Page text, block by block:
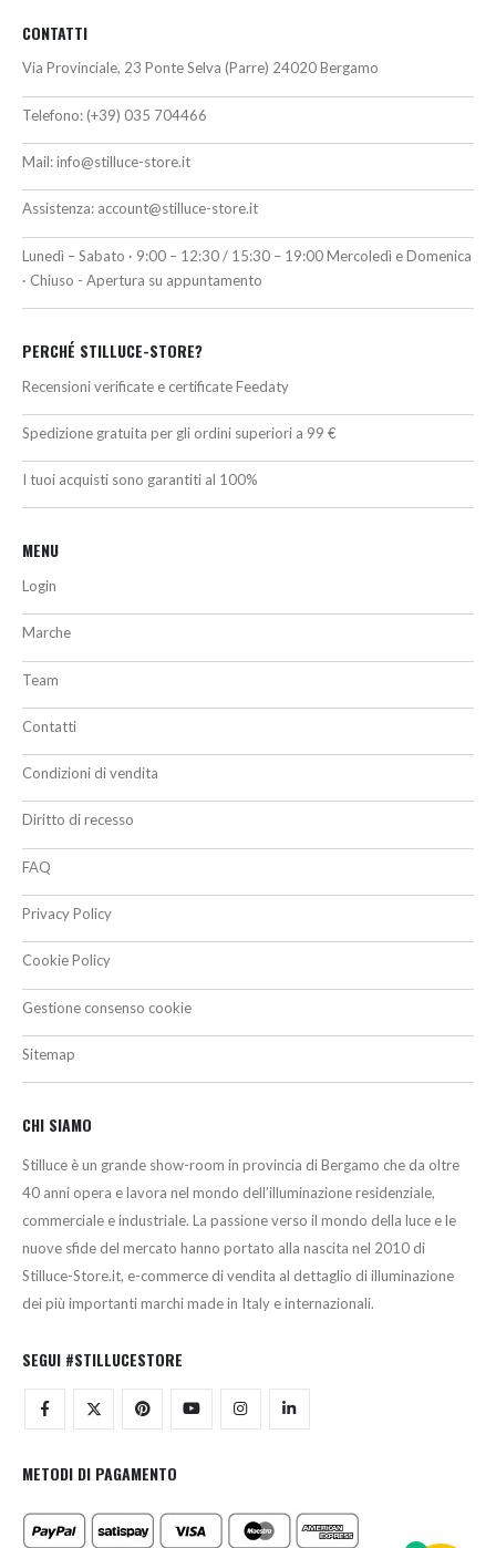
CONTATTI
Via Provinciale, 23 Ponte Selva (Parre) 24020 Bergamo
Telefono: (+39) 035 704466
Mail:info@stilluce-store.it
Assistenza: account@stilluce-store.it
Lunedì – Sabato · 9:00 – 12:30 / 15:30 – 19:00 Mercoledì e Domenica
· Chiuso - Apertura su appuntamento
PERCHÉ STILLUCE-STORE?
Recensioni verificate e certificate Feedaty
Spedizione gratuita per gli ordini superiori a 99 €
I tuoi acquisti sono garantiti al 100%
MENU
Login
Marche
Team
Contatti
Condizioni di vendita
Diritto di recesso
FAQ
Privacy Policy
Cookie Policy
Gestione consenso cookie
Sitemap
CHI SIAMO
Stilluce è un grande show-room in provincia di Bergamo che da oltre
40 anni opera e lavora nel mondo dell’illuminazione residenziale,
commerciale e industriale. La passione verso il mondo della luce e le
nuove sfide del mercato hanno portato alla nascita nel 2010 di
Stilluce-Store.it, e-commerce di vendita al dettaglio di illuminazione
dei più importanti marchi made in Italy e internazionali.
SEGUI #STILLUCESTORE
METODI DI PAGAMENTO